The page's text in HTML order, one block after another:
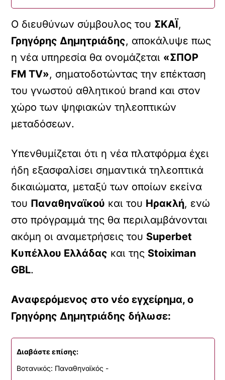
Ο διευθύνων σύμβουλος του ΣΚΑΪ,
Γρηγόρης Δημητριάδης, αποκάλυψε πως
η νέα υπηρεσία θα ονομάζεται «ΣΠΟΡ
FM TV», σηματοδοτώντας την επέκταση
του γνωστού αθλητικού brand και στον
χώρο των ψηφιακών τηλεοπτικών
μεταδόσεων.
Υπενθυμίζεται ότι η νέα πλατφόρμα έχει
ήδη εξασφαλίσει σημαντικά τηλεοπτικά
δικαιώματα, μεταξύ των οποίων εκείνα
του Παναθηναϊκού και του Ηρακλή, ενώ
στο πρόγραμμά της θα περιλαμβάνονται
ακόμη οι αναμετρήσεις του Superbet
Κυπέλλου Ελλάδας και της Stoiximan
GBL.
Αναφερόμενος στο νέο εγχείρημα, ο
Γρηγόρης Δημητριάδης δήλωσε:
Διαβάστε επίσης:
Βοτανικός: Παναθηναϊκός -